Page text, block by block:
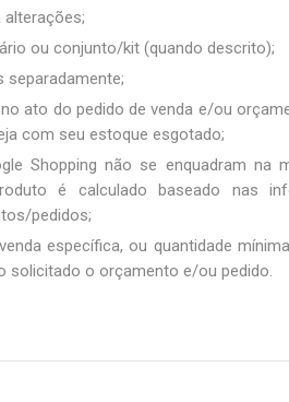
alterações;
ou conjunto/kit (quando descrito);
separadamente;
ato do pedido de venda e/ou
com seu estoque esgotado;
Shopping não se enquadram na
é calculado baseado nas
pedidos;
específica, ou quantidade
solicitado o orçamento e/ou pedido.